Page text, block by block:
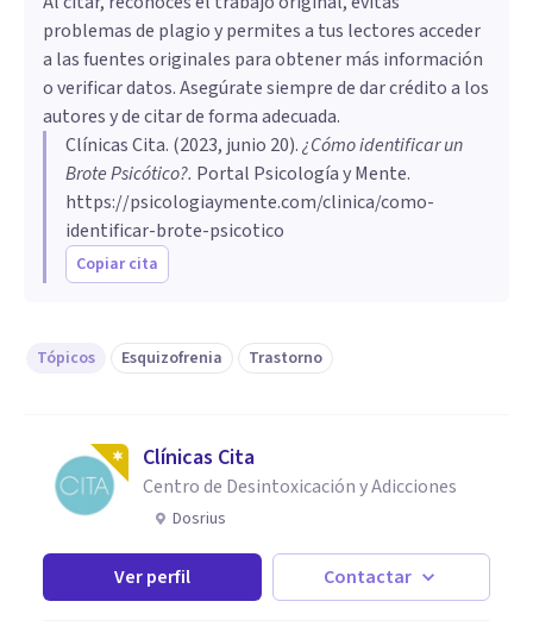
problemas de plagio y permites a tus lectores acceder
a las fuentes originales para obtener más información
o verificar datos. Asegúrate siempre de dar crédito a los
autores y de citar de forma adecuada.
Clínicas Cita. (2023, junio 20).¿Cómo identificar un
Brote Psicótico?. Portal Psicología y Mente.
https://psicologiaymente.com/clinica/como-
identificar-brote-psicotico
Copiar cita
Tópicos Esquizofrenia Trastorno
Clínicas Cita
Centro de Desintoxicación y Adicciones
Dosrius
Ver perfil Contactar